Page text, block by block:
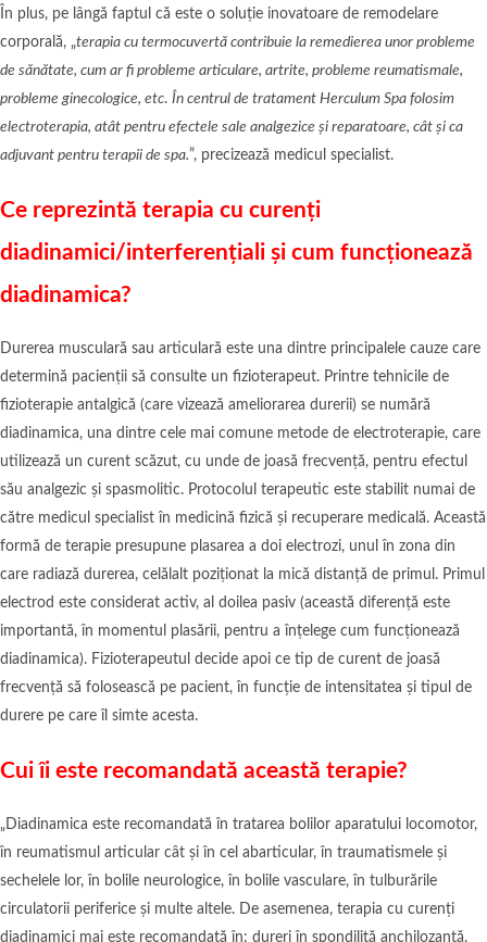
În plus, pe lângă faptul că este o soluție inovatoare de remodelare
corporală, „terapia cu termocuvertă contribuie la remedierea unor probleme
de sănătate, cum ar fi probleme articulare, artrite, probleme reumatismale,
probleme ginecologice, etc. În centrul de tratament Herculum Spa folosim
electroterapia, atât pentru efectele sale analgezice și reparatoare, cât și ca
adjuvant pentru terapii de spa.”, precizează medicul specialist.
Ce reprezintă terapia cu curenți
diadinamici/interferențiali și cum funcționează
diadinamica?
Durerea musculară sau articulară este una dintre principalele cauze care
determină pacienții să consulte un fizioterapeut. Printre tehnicile de
fizioterapie antalgică (care vizează ameliorarea durerii) se numără
diadinamica, una dintre cele mai comune metode de electroterapie, care
utilizează un curent scăzut, cu unde de joasă frecvență, pentru efectul
său analgezic și spasmolitic. Protocolul terapeutic este stabilit numai de
către medicul specialist în medicină fizică și recuperare medicală. Această
formă de terapie presupune plasarea a doi electrozi, unul în zona din
care radiază durerea, celălalt poziționat la mică distanță de primul. Primul
electrod este considerat activ, al doilea pasiv (această diferență este
importantă, în momentul plasării, pentru a înțelege cum funcționează
diadinamica). Fizioterapeutul decide apoi ce tip de curent de joasă
frecvență să folosească pe pacient, în funcție de intensitatea și tipul de
durere pe care îl simte acesta.
Cui îi este recomandată această terapie?
„Diadinamica este recomandată în tratarea bolilor aparatului locomotor,
în reumatismul articular cât și în cel abarticular, în traumatismele și
sechelele lor, în bolile neurologice, în bolile vasculare, în tulburările
circulatorii periferice și multe altele. De asemenea, terapia cu curenți
diadinamici mai este recomandată în: dureri în spondilită anchilozantă,